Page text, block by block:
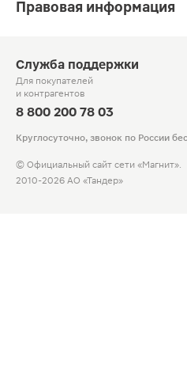
Правовая информация
Служба поддержки
Для покупателей
и контрагентов
8 800 200 78 03
Круглосуточно, звонок по России
© Официальный сайт сети «Магнит».
2010-2026 АО «Тандер»